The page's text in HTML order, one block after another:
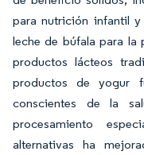
para nutrición infantil y
leche de búfala para la
productos lácteos
productos de yogur
conscientes de la
procesamiento
alternativas ha